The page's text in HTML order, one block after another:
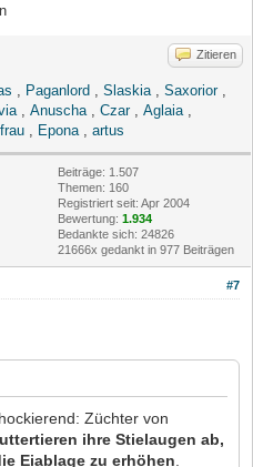
Zitieren
, Paganlord , Slaskia, Saxorior,
, Anuscha, Czar, Aglaia,
, Epona, artus
Beiträge: 1.507
Themen: 160
Registriert seit: Apr 2004
Bewertung: 1.934
Bedankte sich: 24826
21666x gedankt in 977 Beiträgen
#7
Züchter von
ihre Stielaugen ab,
Eiablage zu erhöhen.